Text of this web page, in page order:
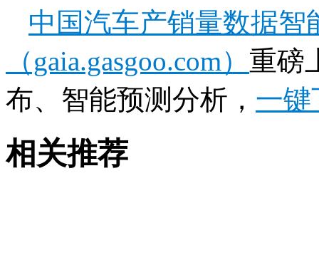
中国汽车产销量数据
（gaia.gasgoo.com） 重磅
布、智能预测分析， 一键
相关推荐